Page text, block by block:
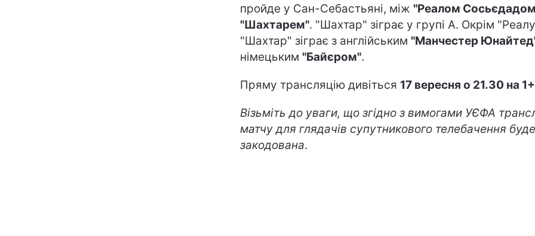
пройде у Сан-Себастьяні, між "Реалом
"Шахтарем". "Шахтар" зіграє у групі А. Окрім
"Шахтар" зіграє з англійським "Манчестер
німецьким "Байєром".
Пряму трансляцію дивіться 17 вересня о 21.30 на
Візьміть до уваги, що згідно з вимогами УЄФА
матчу для глядачів супутникового телебачення буде
закодована.